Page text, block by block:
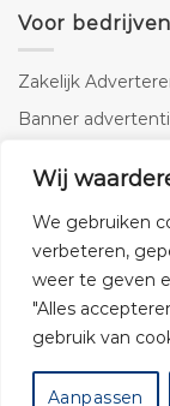
Wij
We gebruiken
verbeteren,
weer te geven
"Alles
gebruik van
Aanpassen
Voor bedrijven
Zakelijk
Banner
SEO copywriting